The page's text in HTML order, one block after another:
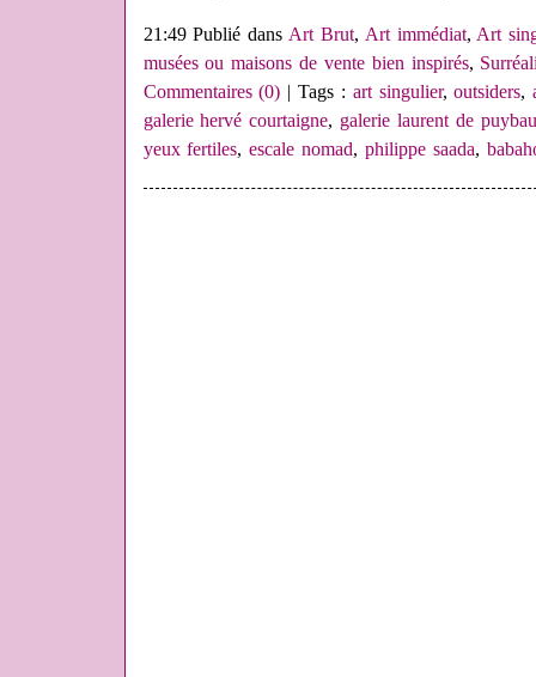
21:49 Publié dansArt Brut, Art immédiat,Art
musées ou maisons de vente bien inspirés,
Commentaires (0) | Tags : art singulier,outsiders,
galerie hervé courtaigne, galerie laurent de
yeux fertiles,escale nomad, philippe saada,